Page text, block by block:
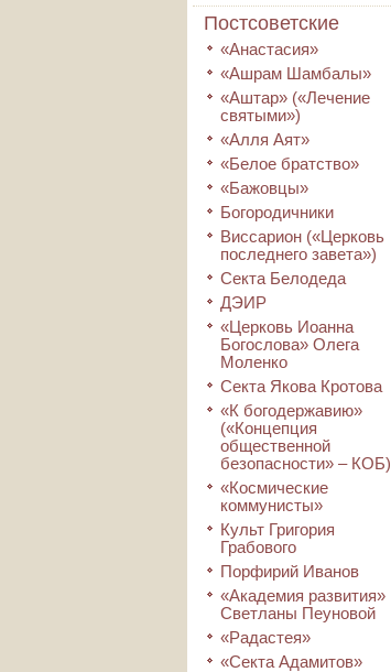
Постсоветские
«Анастасия»
«Ашрам Шамбалы»
«Аштар» («Лечение
святыми»)
«Алля Аят»
«Белое братство»
«Бажовцы»
Богородичники
Виссарион («Церковь
последнего завета»)
Секта Белодеда
ДЭИР
«Церковь Иоанна
Богослова» Олега
Моленко
Секта Якова Кротова
«К богодержавию»
(«Концепция
общественной
безопасности» – КОБ)
«Космические
коммунисты»
Культ Григория
Грабового
Порфирий Иванов
«Академия развития»
Светланы Пеуновой
«Радастея»
«Секта Адамитов»